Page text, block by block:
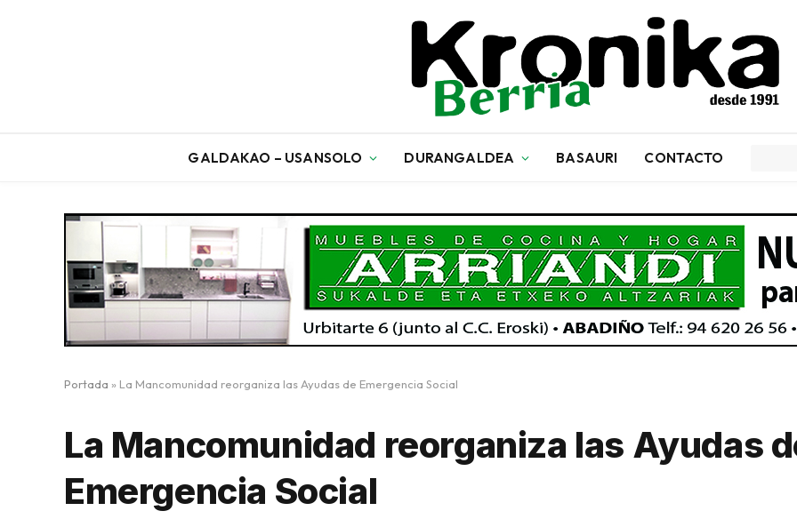
GALDAKAO – USANSOLO DURANGALDEA BASAURI CONTACTO
Portada » La Mancomunidad reorganiza las Ayudas de Emergencia Social
La Mancomunidad reorganiza las Ayudas
Emergencia Social